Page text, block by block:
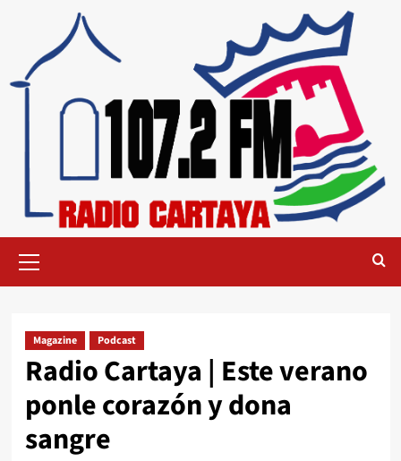
Magazine Podcast
Radio Cartaya | Este verano
ponle corazón y dona
sangre